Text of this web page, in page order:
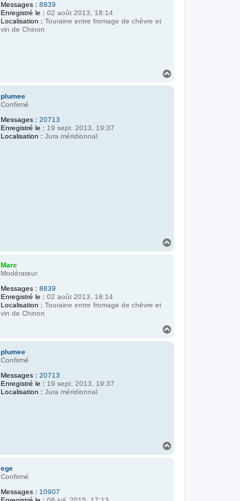
Messages : 8839
Enregistré le : 02 août 2013, 18:14
Localisation : Touraine entre fromage de chèvre et
vin de Chinon
plumee
Confirmé
Messages : 20713
Enregistré le : 19 sept. 2013, 19:37
Localisation : Jura méridionnal
Marc
Modérateur
Messages : 8839
Enregistré le : 02 août 2013, 18:14
Localisation : Touraine entre fromage de chèvre et
vin de Chinon
plumee
Confirmé
Messages : 20713
Enregistré le : 19 sept. 2013, 19:37
Localisation : Jura méridionnal
ege
Confirmé
Messages : 10907